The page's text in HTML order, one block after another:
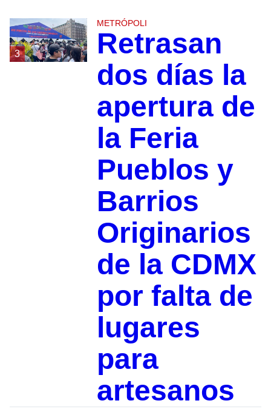
3
METRÓPOLI
Retrasan
dos días la
apertura de
la Feria
Pueblos y
Barrios
Originarios
de la CDMX
por falta de
lugares
para
artesanos